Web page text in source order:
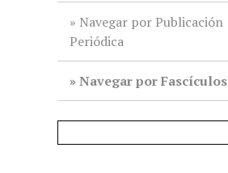
Navegar por Publicación
Periódica
Navegar por Fascículos